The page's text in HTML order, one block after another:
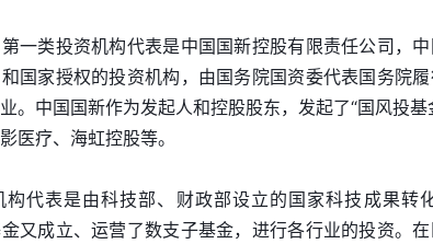
一类投资机构代表是中国国新控股有限责任公司，
国家授权的投资机构，由国务院国资委代表国务院
。中国国新作为发起人和控股股东，发起了“国风投
医疗、海虹控股等。
构代表是由科技部、财政部设立的国家科技成果转
又成立、运营了数支子基金，进行各行业的投资。